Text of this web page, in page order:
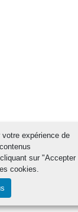
expérience de
sur "Accepter
cookies.
NOUS